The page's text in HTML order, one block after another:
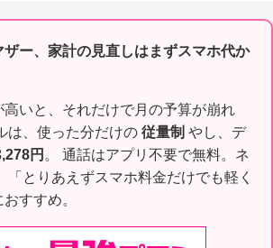
ザー、家計の見直しはまずスマホ代か
いと、それだけで月の予算が崩れ
は、使った分だけの 従量制 やし、デ
円 。 通話はアプリ不要で無料。ネ
「とりあえずスマホ料金だけでも軽く
すすめ。